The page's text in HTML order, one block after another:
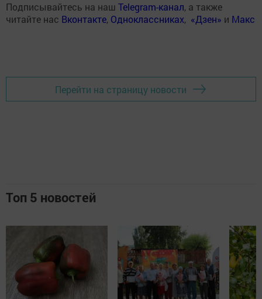
Подписывайтесь на наш Telegram-канал, а также
читайте нас Вконтакте, Одноклассниках, «Дзен» и Макс
Перейти на страницу новости
Топ 5 новостей